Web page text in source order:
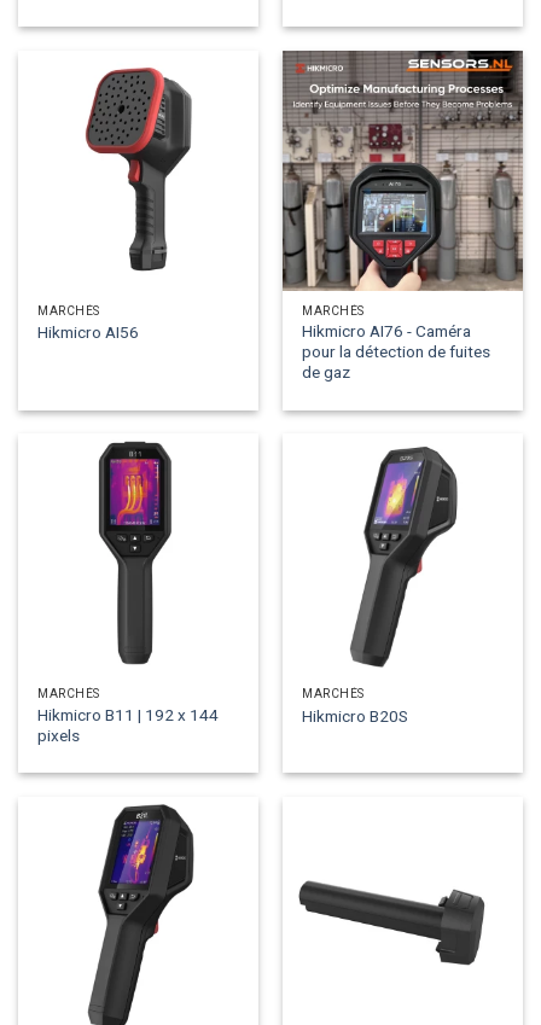
MARCHÉS
Hikmicro AI56
MARCHÉS
Hikmicro AI76 - Caméra
pour la détection de fuites
de gaz
MARCHÉS
Hikmicro B11 | 192 x 144
pixels
MARCHÉS
Hikmicro B20S